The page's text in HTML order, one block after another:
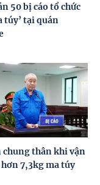
50 bị cáo tổ chức
túy’ tại quán
chung thân khi vận
7,3kg ma túy